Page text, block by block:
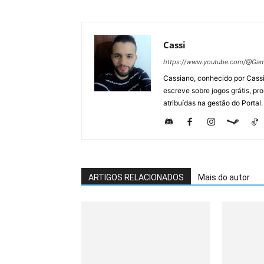
Cassi
https://www.youtube.com/
Cassiano, conhecido por
escreve sobre jogos grátis,
atribuídas na gestão do Portal.
ARTIGOS RELACIONADOS Mais do autor